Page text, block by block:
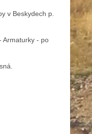
v Beskydech p.
Armaturky - po